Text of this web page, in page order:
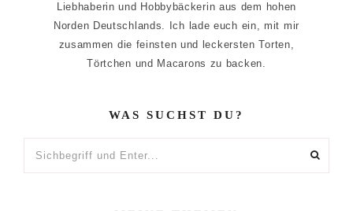
Liebhaberin und Hobbybäckerin aus dem hohen
Norden Deutschlands. Ich lade euch ein, mit mir
zusammen die feinsten und leckersten Torten,
Törtchen und Macarons zu backen.
WAS SUCHST DU?